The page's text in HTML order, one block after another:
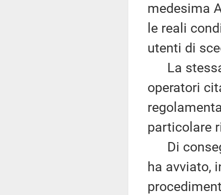
medesima
le reali
utenti di
La stessa
operatori
particolare
Di
ha avviato,